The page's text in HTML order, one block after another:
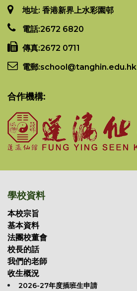
地址: 香港新界上水彩園邨
電話:2672 6820
傳真:2672 0711
電郵:school@tanghin.edu.hk
合作機構:
學校資料
本校宗旨
基本資料
法團校董會
校長的話
我們的老師
收生概況
2026-27年度插班生申請